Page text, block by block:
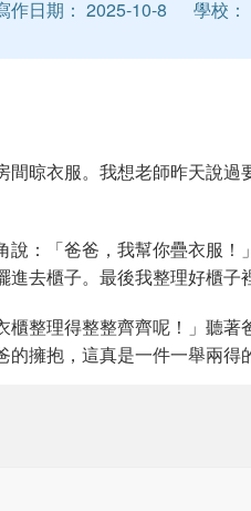
作日期： 2025-10-8 學校：
間晾衣服。我想老師昨天說
說：「爸爸，我幫你疊衣服！
去櫃子。最後我整理好櫃子
櫃整理得整整齊齊呢！」聽
擁抱，這真是一件一舉兩得